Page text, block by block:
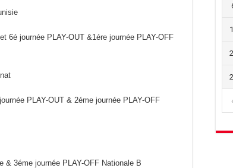
6é journée PLAY-OUT &1ére journée PLAY-OFF
PLAY-OUT & 2éme journée PLAY-OFF
& 3éme journée PLAY-OFF Nationale B